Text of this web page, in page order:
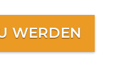
WERDEN